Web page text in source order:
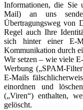
Informationen, die Sie
Mail) an uns
Übertragungsweg von
Regel auch Ihre
sich hinter einer E-
Kommunikation durch
Wir setzen – wie viele
Werbung („SPAM-
E-Mails
einordnen und
(„Viren“) enthalten,
gelöscht.